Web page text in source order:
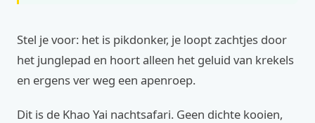
Stel je voor: het is pikdonker, je loopt zachtjes door
het junglepad en hoort alleen het geluid van krekels
en ergens ver weg een apenroep.
Dit is de Khao Yai nachtsafari. Geen dichte kooien,